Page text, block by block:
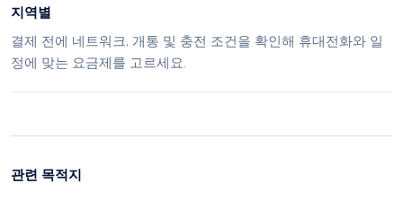
지역별
결제 전에 네트워크, 개통 및 충전 조건을 확인해 휴대전화와 일
정에 맞는 요금제를 고르세요.
관련 목적지